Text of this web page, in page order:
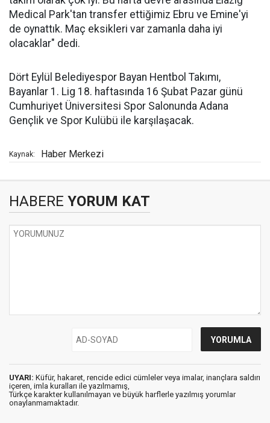
Medical Park'tan transfer ettiğimiz Ebru ve Emine'yi
de oynattık. Maç eksikleri var zamanla daha iyi
olacaklar" dedi.
Dört Eylül Belediyespor Bayan Hentbol Takımı,
Bayanlar 1. Lig 18. haftasında 16 Şubat Pazar günü
Cumhuriyet Üniversitesi Spor Salonunda Adana
Gençlik ve Spor Kulübü ile karşılaşacak.
Kaynak: Haber Merkezi
HABERE YORUM KAT
UYARI: Küfür, hakaret, rencide edici cümleler veya imalar, inançlara saldırı
içeren, imla kuralları ile yazılmamış,
Türkçe karakter kullanılmayan ve büyük harflerle yazılmış yorumlar
onaylanmamaktadır.